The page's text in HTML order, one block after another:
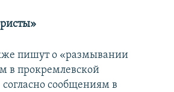
пишут о «размывании
в прокремлевской
сообщениям в